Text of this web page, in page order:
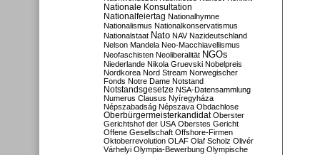
Nationale Konsultation
Nationalfeiertag Nationalhymne
Nationalismus Nationalkonservatismus
Nationalstaat Nato NAV Nazideutschland
Nelson Mandela Neo-Macchiavellismus
Neofaschisten Neoliberalität NGOs
Niederlande Nikola Gruevski Nobelpreis
Nordkorea Nord Stream Norwegischer
Fonds Notre Dame Notstand
Notstandsgesetze NSA-Datensammlung
Numerus Clausus Nyíregyháza
Népszabadság Népszava Obdachlose
Oberbürgermeisterkandidat Oberster
Gerichtshof der USA Oberstes Gericht
Offene Gesellschaft Offshore-Firmen
Oktoberrevolution OLAF Olaf Scholz Olivér
Várhelyi Olympia-Bewerbung Olympische